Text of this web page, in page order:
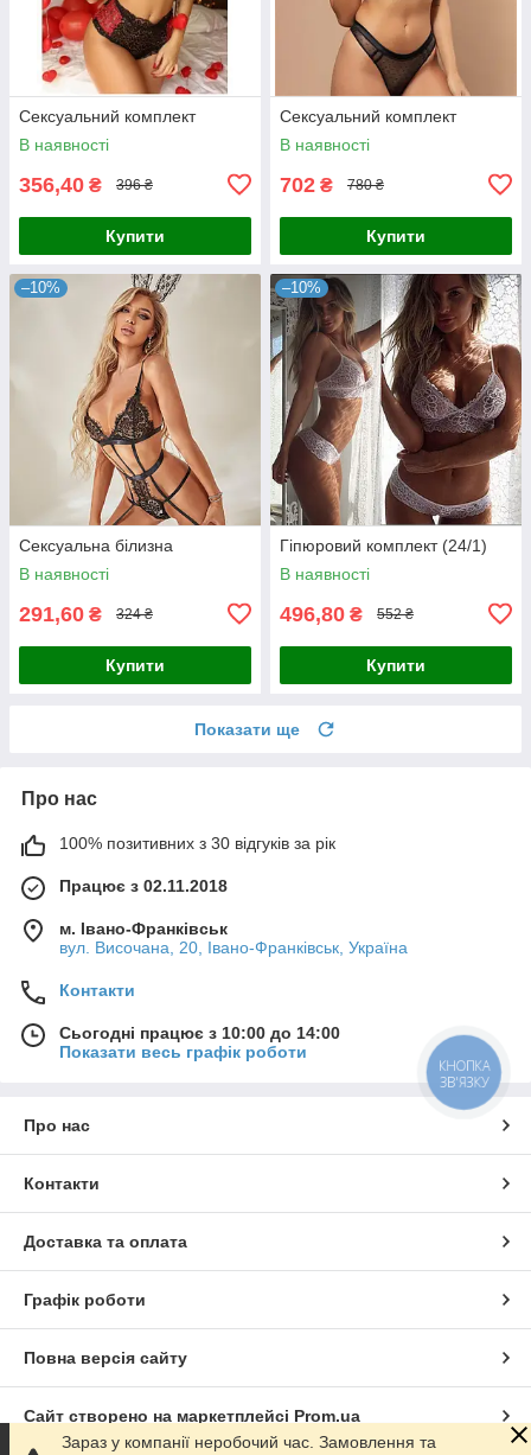
Сексуальний комплект
В наявності
356,40 ₴ 396 ₴
Купити
Сексуальний комплект
В наявності
702 ₴ 780 ₴
Купити
–10%
Сексуальна білизна
В наявності
291,60 ₴ 324 ₴
Купити
–10%
Гіпюровий комплект (24/1)
В наявності
496,80 ₴ 552 ₴
Купити
Показати ще
Про нас
100% позитивних з 30 відгуків за рік
Працює з 02.11.2018
м. Івано-Франківськ
вул. Височана, 20, Івано-Франківськ, Україна
Контакти
Сьогодні працює з 10:00 до 14:00
Показати весь графік роботи
Про нас
Контакти
Доставка та оплата
Графік роботи
Повна версія сайту
Сайт створено на маркетплейсі Prom.ua
Зараз у компанії неробочий час. Замовлення та
КНОПКА
ЗВ'ЯЗКУ